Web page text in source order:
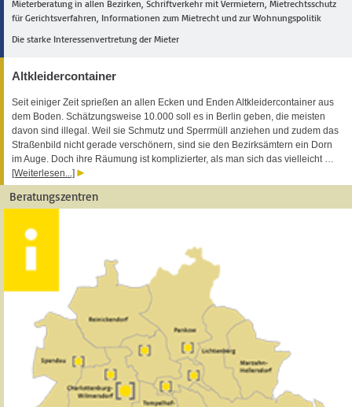
Mieterberatung in allen Bezirken, Schriftverkehr mit Vermietern, Mietrechtsschutz
für Gerichtsverfahren, Informationen zum Mietrecht und zur Wohnungspolitik
Die starke Interessenvertretung der Mieter
Altkleidercontainer
Seit einiger Zeit sprießen an allen Ecken und Enden Altkleidercontainer aus
dem Boden. Schätzungsweise 10.000 soll es in Berlin geben, die meisten
davon sind illegal. Weil sie Schmutz und Sperrmüll anziehen und zudem das
Straßenbild nicht gerade verschönern, sind sie den Bezirksämtern ein Dorn
im Auge. Doch ihre Räumung ist komplizierter, als man sich das vielleicht …
[Weiterlesen...]
Beratungszentren